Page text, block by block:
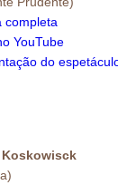
completa
YouTube
do
Koskowisck